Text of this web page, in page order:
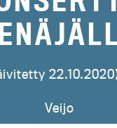
Veijo